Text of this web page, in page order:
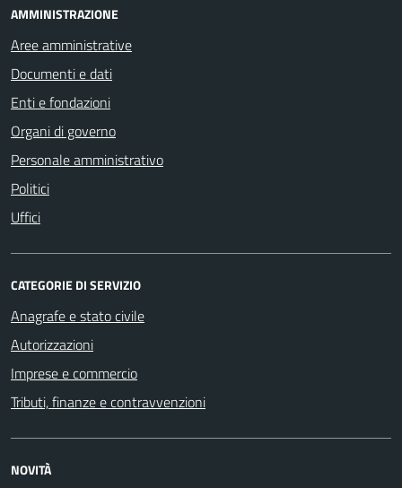
AMMINISTRAZIONE
Aree amministrative
Documenti e dati
Enti e fondazioni
Organi di governo
Personale amministrativo
Politici
Uffici
CATEGORIE DI SERVIZIO
Anagrafe e stato civile
Autorizzazioni
Imprese e commercio
Tributi, finanze e contravvenzioni
NOVITÀ